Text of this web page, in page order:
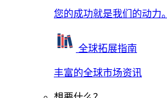
您的成功就是我们的动力。
全球拓展指南
丰富的全球市场资讯